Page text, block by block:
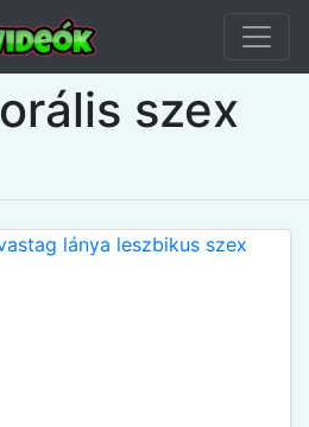
orális szex